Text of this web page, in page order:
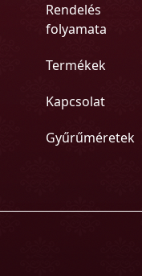
Rendelés
folyamata
Termékek
Kapcsolat
Gyűrűméretek